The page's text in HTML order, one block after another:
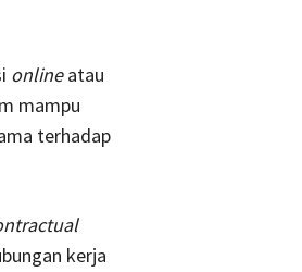
onlineatau
mampu
terhadap
kerja